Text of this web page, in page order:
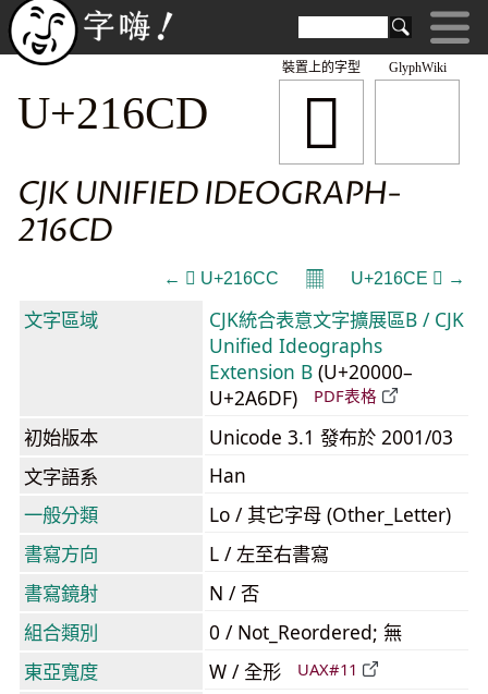
GlyphWiki
𡛍
裝置上的字型
U+216CD
CJK UNIFIED IDEOGRAPH-
216CD
← 𡛌 U+216CC 𝄜 U+216CE 𡛎 →
文字區域
CJK統合表意文字擴展區B / CJK
Unified Ideographs
Extension B (U+20000–
U+2A6DF)
PDF表格
初始版本
Unicode 3.1 發布於 2001/03
文字語系
Han
一般分類
Lo / 其它字母 (Other_Letter)
書寫方向
L / 左至右書寫
書寫鏡射
N / 否
組合類別
0 / Not_Reordered; 無
東亞寬度
W / 全形 UAX#11